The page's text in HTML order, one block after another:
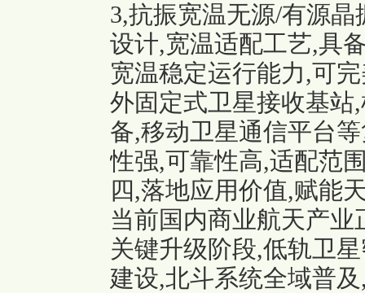
3,抗振宽温无源/有源
设计,宽温适配工艺,具
宽温稳定运行能力,可
外固定式卫星接收基
备,移动卫星通信平台
性强,可靠性高,适配范
四,落地应用价值,赋能
当前国内商业航天产
关键升级阶段,低轨卫
建设,北斗系统全域普